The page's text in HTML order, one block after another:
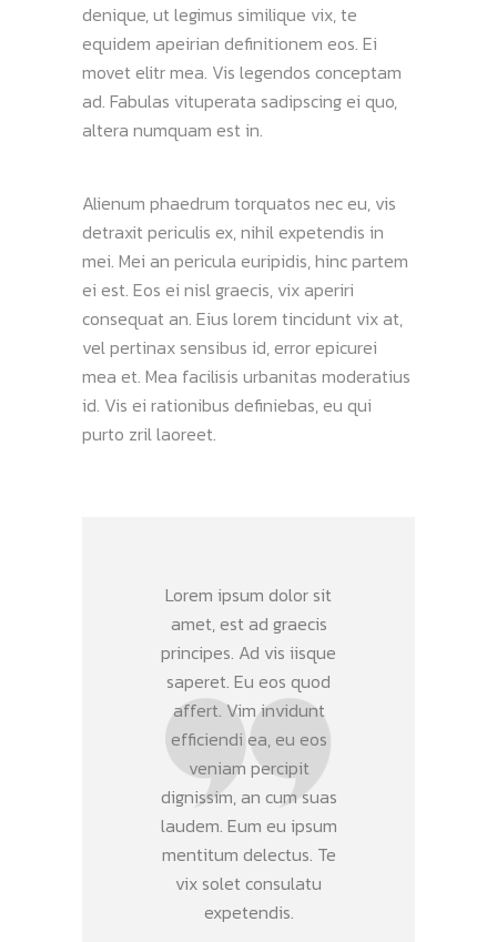
denique, ut legimus similique vix, te
equidem apeirian definitionem eos. Ei
movet elitr mea. Vis legendos conceptam
ad. Fabulas vituperata sadipscing ei quo,
altera numquam est in.
Alienum phaedrum torquatos nec eu, vis
detraxit periculis ex, nihil expetendis in
mei. Mei an pericula euripidis, hinc partem
ei est. Eos ei nisl graecis, vix aperiri
consequat an. Eius lorem tincidunt vix at,
vel pertinax sensibus id, error epicurei
mea et. Mea facilisis urbanitas moderatius
id. Vis ei rationibus definiebas, eu qui
purto zril laoreet.
Lorem ipsum dolor sit
amet, est ad graecis
principes. Ad vis iisque
saperet. Eu eos quod
affert. Vim invidunt
efficiendi ea, eu eos
veniam percipit
dignissim, an cum suas
laudem. Eum eu ipsum
mentitum delectus. Te
vix solet consulatu
expetendis.